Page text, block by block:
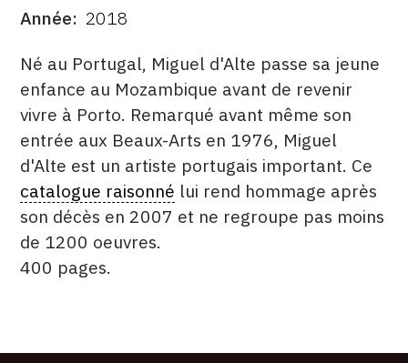
CGU
CGV
SUIVEZ-NOUS
INSTAGRAM
DATE
Année 2018
DESCRITPTION
Né au Portugal, Miguel d'Alte passe sa jeune
enfance au Mozambique avant de revenir
vivre à Porto. Remarqué avant même son
entrée aux Beaux-Arts en 1976, Miguel
d'Alte est un artiste portugais important. Ce
catalogue raisonné lui rend hommage après
son décès en 2007 et ne regroupe pas moins
de 1200 oeuvres.
400 pages.